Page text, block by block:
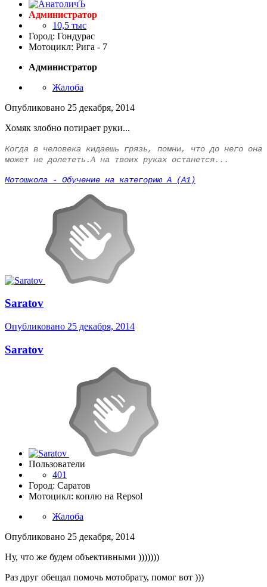
Администратор
10,5 тыс
Город: Гондурас
Мотоцикл: Рига - 7
Администратор
Жалоба
Опубликовано 25 декабря, 2014
Хомяк злобно потирает руки...
Когда в человека кидаешь грязь, помни, что до него она
может не долететь.А на твоих руках останется...
Мотошкола - Обучение на категорию А (А1)
Saratov
Опубликовано 25 декабря, 2014
Saratov
Пользователи
401
Город: Саратов
Мотоцикл: коплю на Repsol
Жалоба
Опубликовано 25 декабря, 2014
Ну, что же будем объективными )))))))
Раз друг обещал помочь мотобрату, помог вот )))